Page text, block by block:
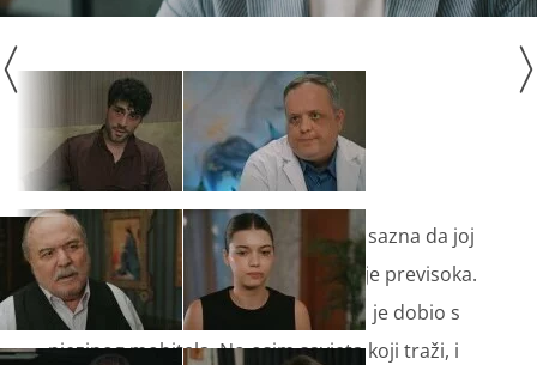
Mezide, koja je preživjela pucnjavu, sazna da joj
je sin mrtav, a cijena njezina života je previsoka.
Ferite pokaže djedu fotografiju koju je dobio s
njezinog mobitela. No osim savjeta koji traži, i